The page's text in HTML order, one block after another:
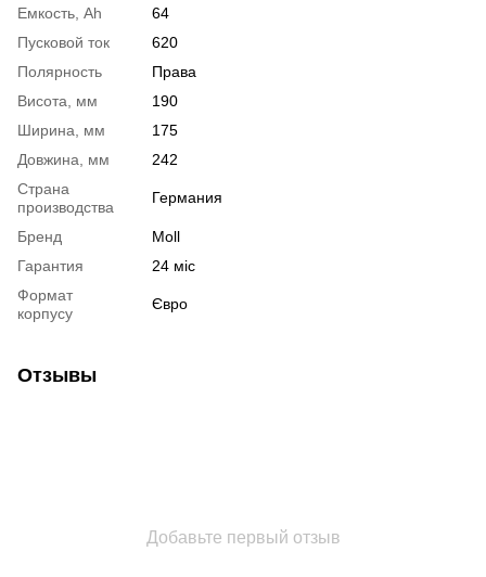
Емкость, Ah
64
Пусковой ток
620
Полярность
Права
Висота, мм
190
Ширина, мм
175
Довжина, мм
242
Страна
производства
Германия
Бренд
Moll
Гарантия
24 міс
Формат
корпусу
Євро
Отзывы
Добавьте первый отзыв